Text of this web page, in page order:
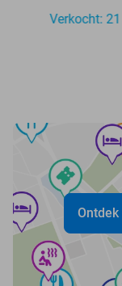
Verkocht: 21